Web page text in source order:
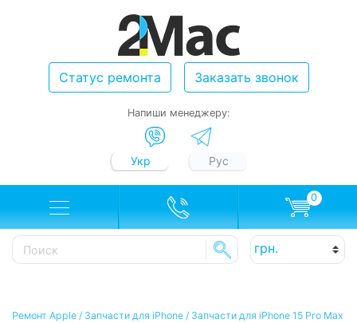
Статус ремонта Заказать звонок
Напиши менеджеру:
Укр Рус
0
Ремонт Apple / Запчасти для iPhone / Запчасти для iPhone 15 Pro Max